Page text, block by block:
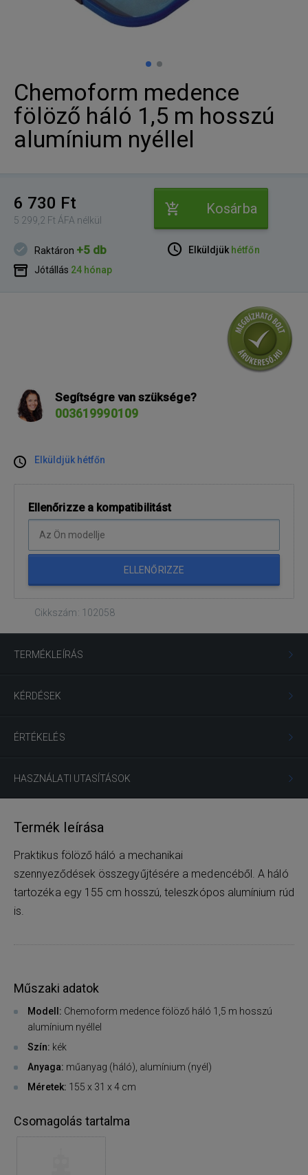
Chemoform medence
fölöző háló 1,5 m hosszú
alumínium nyéllel
6 730 Ft
5 299,2 Ft ÁFA nélkül
Kosárba
Raktáron +5 db
Jótállás 24 hónap
Elküldjük hétfőn
Segítségre van szüksége?
003619990109
Elküldjük hétfőn
Ellenőrizze a kompatibilitást
ELLENŐRIZZE
Cikkszám: 102058
TERMÉKLEÍRÁS
KÉRDÉSEK
ÉRTÉKELÉS
HASZNÁLATI UTASÍTÁSOK
Termék leírása
Praktikus fölöző háló a mechanikai
szennyeződések összegyűjtésére a medencéből. A háló
tartozéka egy 155 cm hosszú, teleszkópos alumínium rúd
is.
Műszaki adatok
Modell: Chemoform medence fölöző háló 1,5 m hosszú
alumínium nyéllel
Szín: kék
Anyaga: műanyag (háló), alumínium (nyél)
Méretek: 155 x 31 x 4 cm
Csomagolás tartalma